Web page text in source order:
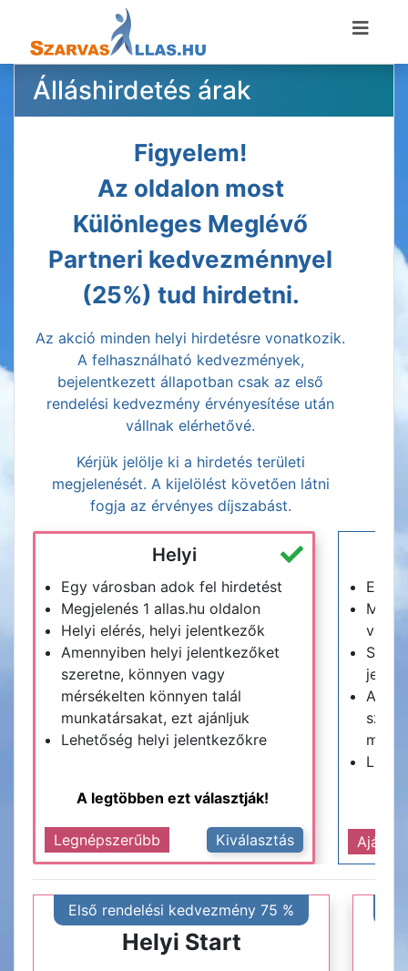
Álláshirdetés árak
Figyelem!
Az oldalon most
Különleges Meglévő
Partneri kedvezménnyel
(25%) tud hirdetni.
Az akció minden helyi hirdetésre vonatkozik.
A felhasználható kedvezmények,
bejelentkezett állapotban csak az első
rendelési kedvezmény érvényesítése után
vállnak elérhetővé.
Kérjük jelölje ki a hirdetés területi
megjelenését. A kijelölést követően látni
fogja az érvényes díjszabást.
Helyi
Egy városban adok fel hirdetést
Megjelenés 1 allas.hu oldalon
Helyi elérés, helyi jelentkezők
Amennyiben helyi jelentkezőket
szeretne, könnyen vagy
mérsékelten könnyen talál
munkatársakat, ezt ajánljuk
Lehetőség helyi jelentkezőkre
A legtöbben ezt választják!
Legnépszerűbb Kiválasztás
Egy
vagy
Első rendelési kedvezmény 75 %
Helyi Start